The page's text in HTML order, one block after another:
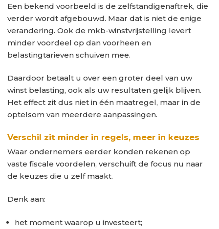
Een bekend voorbeeld is de zelfstandigenaftrek, die
verder wordt afgebouwd. Maar dat is niet de enige
verandering. Ook de mkb-winstvrijstelling levert
minder voordeel op dan voorheen en
belastingtarieven schuiven mee.
Daardoor betaalt u over een groter deel van uw
winst belasting, ook als uw resultaten gelijk blijven.
Het effect zit dus niet in één maatregel, maar in de
optelsom van meerdere aanpassingen.
Verschil zit minder in regels, meer in keuzes
Waar ondernemers eerder konden rekenen op
vaste fiscale voordelen, verschuift de focus nu naar
de keuzes die u zelf maakt.
Denk aan:
het moment waarop u investeert;